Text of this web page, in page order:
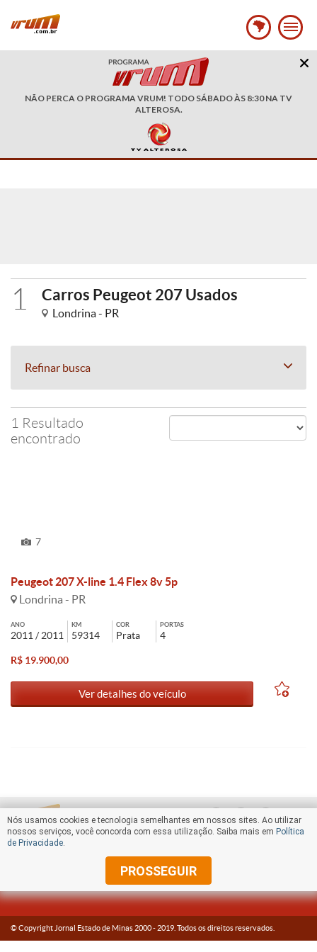
NÃO PERCA O PROGRAMA VRUM! TODO SÁBADO ÀS 8:30 NA TV
ALTEROSA.
1 Carros Peugeot 207 Usados
Londrina - PR
Refinar busca
1 Resultado
encontrado
7
Peugeot 207 X-line 1.4 Flex 8v 5p
Londrina - PR
ANO
2011 / 2011
KM
59314
COR
Prata
PORTAS
4
R$ 19.900,00
Ver detalhes do veículo
© Copyright Jornal Estado de Minas 2000 -2019 . Todos os direitos reservados.
Nós usamos cookies e tecnologia semelhantes em nossos sites. Ao utilizar
nossos serviços, você concorda com essa utilização. Saiba mais em Política
de Privacidade.
PROSSEGUIR